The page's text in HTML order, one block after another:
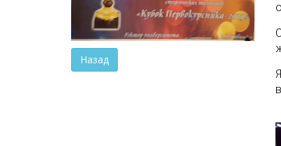
Назад